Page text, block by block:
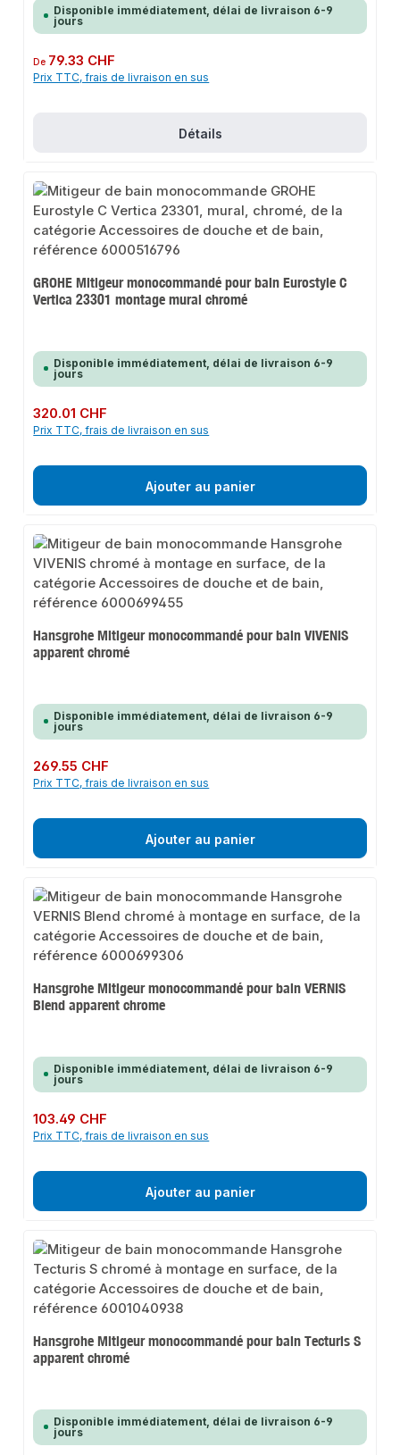
Disponible immédiatement, délai de livraison 6-9
jours
Prix régulier :
De 79.33 CHF
Prix TTC, frais de livraison en sus
Détails
GROHE Mitigeur monocommandé pour bain Eurostyle C
Vertica 23301 montage mural chromé
Disponible immédiatement, délai de livraison 6-9
jours
Prix régulier :
320.01 CHF
Prix TTC, frais de livraison en sus
Ajouter au panier
Hansgrohe Mitigeur monocommandé pour bain VIVENIS
apparent chromé
Disponible immédiatement, délai de livraison 6-9
jours
Prix régulier :
269.55 CHF
Prix TTC, frais de livraison en sus
Ajouter au panier
Hansgrohe Mitigeur monocommandé pour bain VERNIS
Blend apparent chrome
Disponible immédiatement, délai de livraison 6-9
jours
Prix régulier :
103.49 CHF
Prix TTC, frais de livraison en sus
Ajouter au panier
Hansgrohe Mitigeur monocommandé pour bain Tecturis S
apparent chromé
Disponible immédiatement, délai de livraison 6-9
jours